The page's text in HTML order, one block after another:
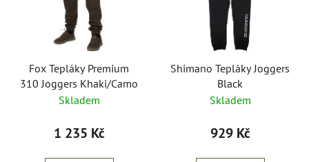
Fox Tepláky Premium
310 Joggers Khaki/Camo
Skladem
1 235 Kč
Shimano Tepláky Joggers
Black
Skladem
929 Kč